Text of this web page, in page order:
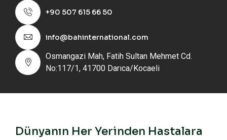
+90 507 615 66 50
info@bahinternational.com
Osmangazi Mah, Fatih Sultan Mehmet Cd.
No:117/1, 41700 Darıca/Kocaeli
Dünyanın Her Yerinden Hastalara